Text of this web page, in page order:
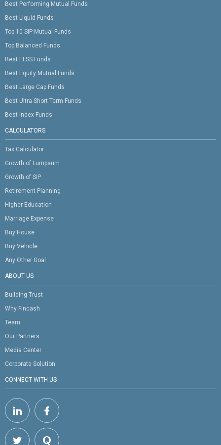
Best Performing Mutual Funds
Best Liquid Funds
Top 10 SIP Mutual Funds
Top Balanced Funds
Best ELSS Funds
Best Equity Mutual Funds
Best Large Cap Funds
Best Ultra Short Term Funds
Best Index Funds
CALCULATORS
Tax Calculator
Growth of Lumpsum
Growth of SIP
Retirement Planning
Higher Education
Marriage Expense
Buy House
Buy Vehicle
Any Other Goal
ABOUT US
Building Trust
Why Fincash
Team
Our Partners
Media Center
Corporate Solution
CONNECT WITH US